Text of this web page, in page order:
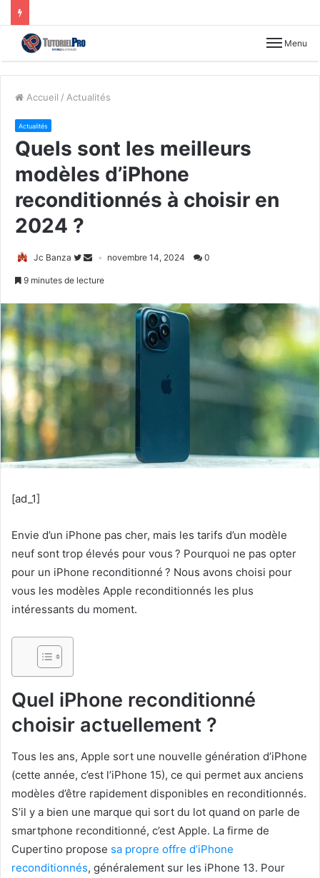
Menu
Accueil / Actualités
Actualités
Quels sont les meilleurs
modèles d’iPhone
reconditionnés à choisir en
2024 ?
Jc Banza novembre 14, 2024 0
9 minutes de lecture
[ad_1]
Envie d’un iPhone pas cher, mais les tarifs d’un modèle
neuf sont trop élevés pour vous ? Pourquoi ne pas opter
pour un iPhone reconditionné ? Nous avons choisi pour
vous les modèles Apple reconditionnés les plus
intéressants du moment.
Quel iPhone reconditionné
choisir actuellement ?
Tous les ans, Apple sort une nouvelle génération d’iPhone
(cette année, c’est l’iPhone 15), ce qui permet aux anciens
modèles d’être rapidement disponibles en reconditionnés.
S’il y a bien une marque qui sort du lot quand on parle de
smartphone reconditionné, c’est Apple. La firme de
Cupertino propose sa propre offre d’iPhone
reconditionnés, généralement sur les iPhone 13. Pour